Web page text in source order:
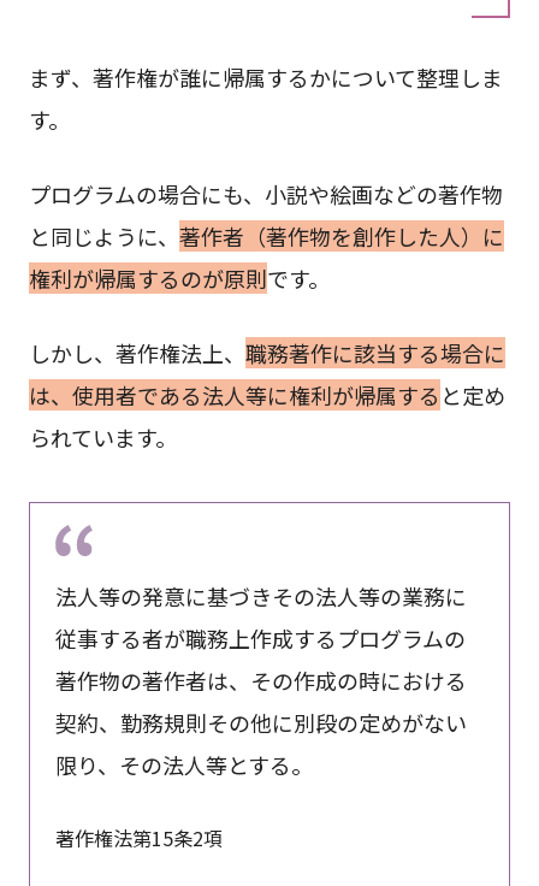
まず、著作権が誰に帰属するかについて整理しま
す。
プログラムの場合にも、小説や絵画などの著作物
と同じように、 著作者（著作物を創作した人）に
権利が帰属するのが原則です。
しかし、著作権法上、 職務著作に該当する場合に
は、使用者である法人等に権利が帰属する と定め
られています。
法人等の発意に基づきその法人等の業務に
従事する者が職務上作成するプログラムの
著作物の著作者は、その作成の時における
契約、勤務規則その他に別段の定めがない
限り、その法人等とする。
著作権法第15条2項